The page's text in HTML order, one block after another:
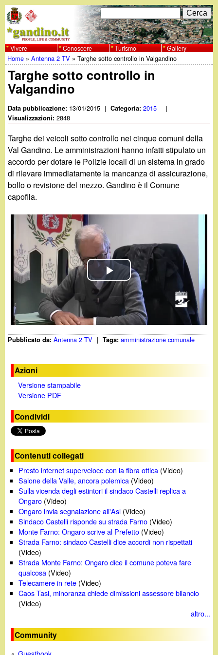
al
contenuto
principale
w
w
w
.
g
a
n
d
n
i
F
o
r
m
i
r
i
c
e
r
c
a
C
e
r
c
a
Vivere Conoscere Turismo Gallery
Tu
sei
qui
Home »Antenna 2 TV »Targhe sotto controllo in Valgandino
Targhe sotto controllo in
Valgandino
Data pubblicazione: 13/01/2015 | Categoria:2015 |
Visualizzazioni:2848
Targhe dei veicoli sotto controllo nei cinque comuni della
Val Gandino. Le amministrazioni hanno infatti stipulato un
accordo per dotare le Polizie locali di un sistema in grado
di rilevare immediatamente la mancanza di assicurazione,
bollo o revisione del mezzo. Gandino è il Comune
capofila.
P
l
a
y
V
d
Pubblicato da:Antenna 2 TV | Tags:amministrazione comunale
Azioni
Versione stampabile
Versione PDF
Condividi
Contenuti collegati
Presto internet superveloce con la fibra ottica (Video)
Salone della Valle, ancora polemica (Video)
Sulla vicenda degli estintori il sindaco Castelli replica a
Ongaro (Video)
Ongaro invia segnalazione all'Asl (Video)
Sindaco Castelli risponde su strada Farno (Video)
Monte Farno: Ongaro scrive al Prefetto (Video)
Strada Farno: sindaco Castelli dice accordi non rispettati
(Video)
Strada Monte Farno: Ongaro dice il comune poteva fare
qualcosa (Video)
Telecamere in rete (Video)
Caos Tasi, minoranza chiede dimissioni assessore bilancio
(Video)
altro...
Community